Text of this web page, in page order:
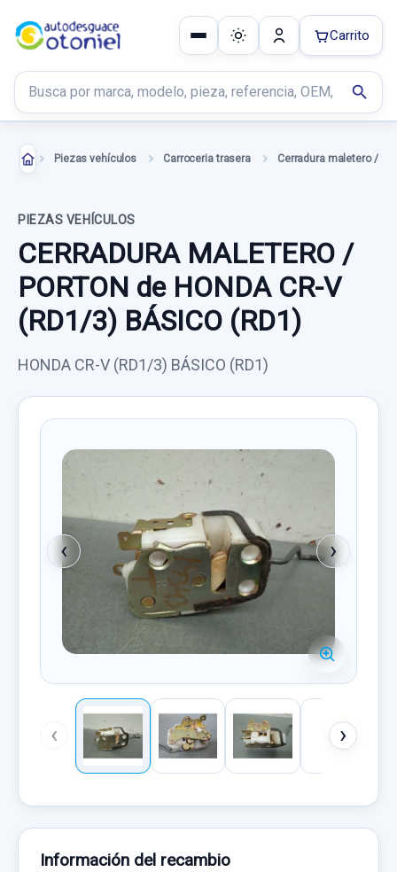
Buscar productos
search
Carrito
Piezas vehículos Carroceria trasera
PIEZAS VEHÍCULOS
CERRADURA MALETERO /
PORTON de HONDA CR-V
(RD1/3) BÁSICO (RD1)
HONDA CR-V (RD1/3) BÁSICO (RD1)
‹ ›
‹ ›
Información del recambio